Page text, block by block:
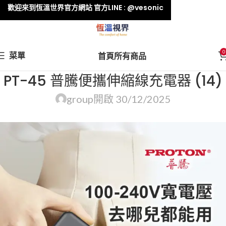
菜單 首頁所有商品 0
PT-45 普騰便攜伸縮線充電器 (14)
group開啟 30/12/2025
歡迎來到恆溫世界官方網站 官方LINE : @vesonic